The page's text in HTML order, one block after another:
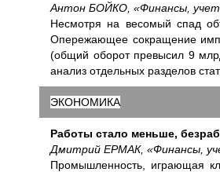
Антон БОЙКО, «Финансы,
Несмотря на весомый спад
Опережающее сокращение
(общий оборот превысил 9
анализ отдельных разделов
ЭКОНОМИКА
Работы стало меньше,
Дмитрий ЕРМАК, «Финансы,
Промышленность, играющая